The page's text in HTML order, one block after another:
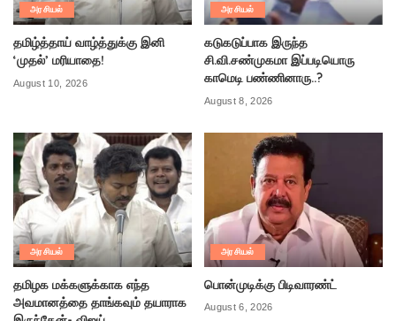
அரசியல்
தமிழ்த்தாய் வாழ்த்துக்கு இனி
‘முதல்’ மரியாதை!
August 10, 2026
அரசியல்
கடுகடுப்பாக இருந்த
சி.வி.சண்முகமா இப்படியொரு
காமெடி பண்ணினாரு..?
August 8, 2026
அரசியல்
தமிழக மக்களுக்காக எந்த
அவமானத்தை தாங்கவும் தயாராக
அரசியல்
பொன்முடிக்கு பிடிவாரண்ட்
August 6, 2026